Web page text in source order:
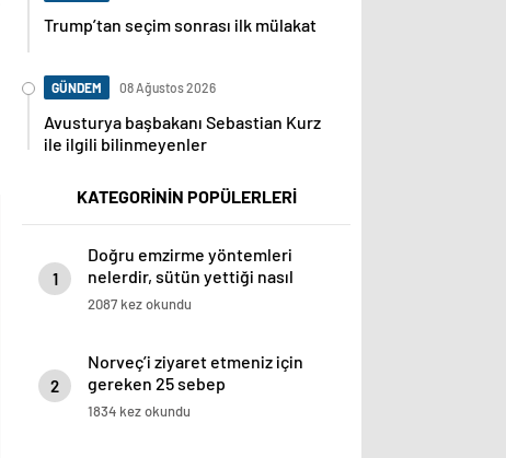
Trump’tan seçim sonrası ilk mülakat
GÜNDEM 08 Ağustos 2026
Avusturya başbakanı Sebastian Kurz
ile ilgili bilinmeyenler
KATEGORİNİN POPÜLERLERİ
1
Doğru emzirme yöntemleri
nelerdir, sütün yettiği nasıl
anlaşılır?
2087 kez okundu
2
Norveç’i ziyaret etmeniz için
gereken 25 sebep
1834 kez okundu